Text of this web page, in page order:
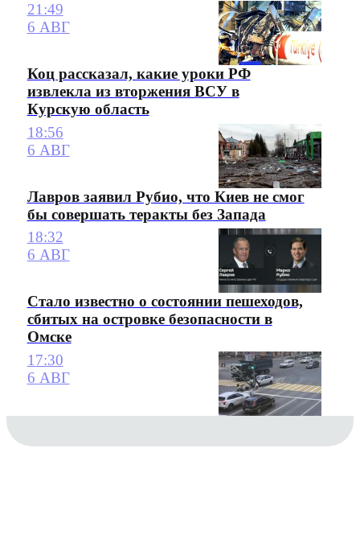
21:49
6 АВГ
Коц рассказал, какие уроки РФ
извлекла из вторжения ВСУ в
Курскую область
18:56
6 АВГ
Лавров заявил Рубио, что Киев не смог
бы совершать теракты без Запада
18:32
6 АВГ
Стало известно о состоянии пешеходов,
сбитых на островке безопасности в
Омске
17:30
6 АВГ